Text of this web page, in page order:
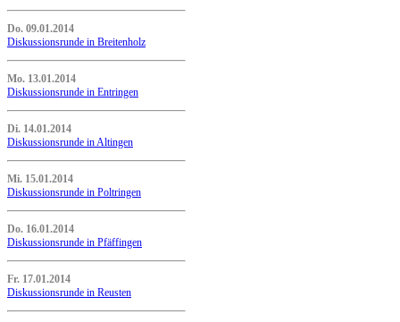
Do. 09.01.2014
Diskussionsrunde in Breitenholz
Mo. 13.01.2014
Diskussionsrunde in Entringen
Di. 14.01.2014
Diskussionsrunde in Altingen
Mi. 15.01.2014
Diskussionsrunde in Poltringen
Do. 16.01.2014
Diskussionsrunde in Pfäffingen
Fr. 17.01.2014
Diskussionsrunde in Reusten